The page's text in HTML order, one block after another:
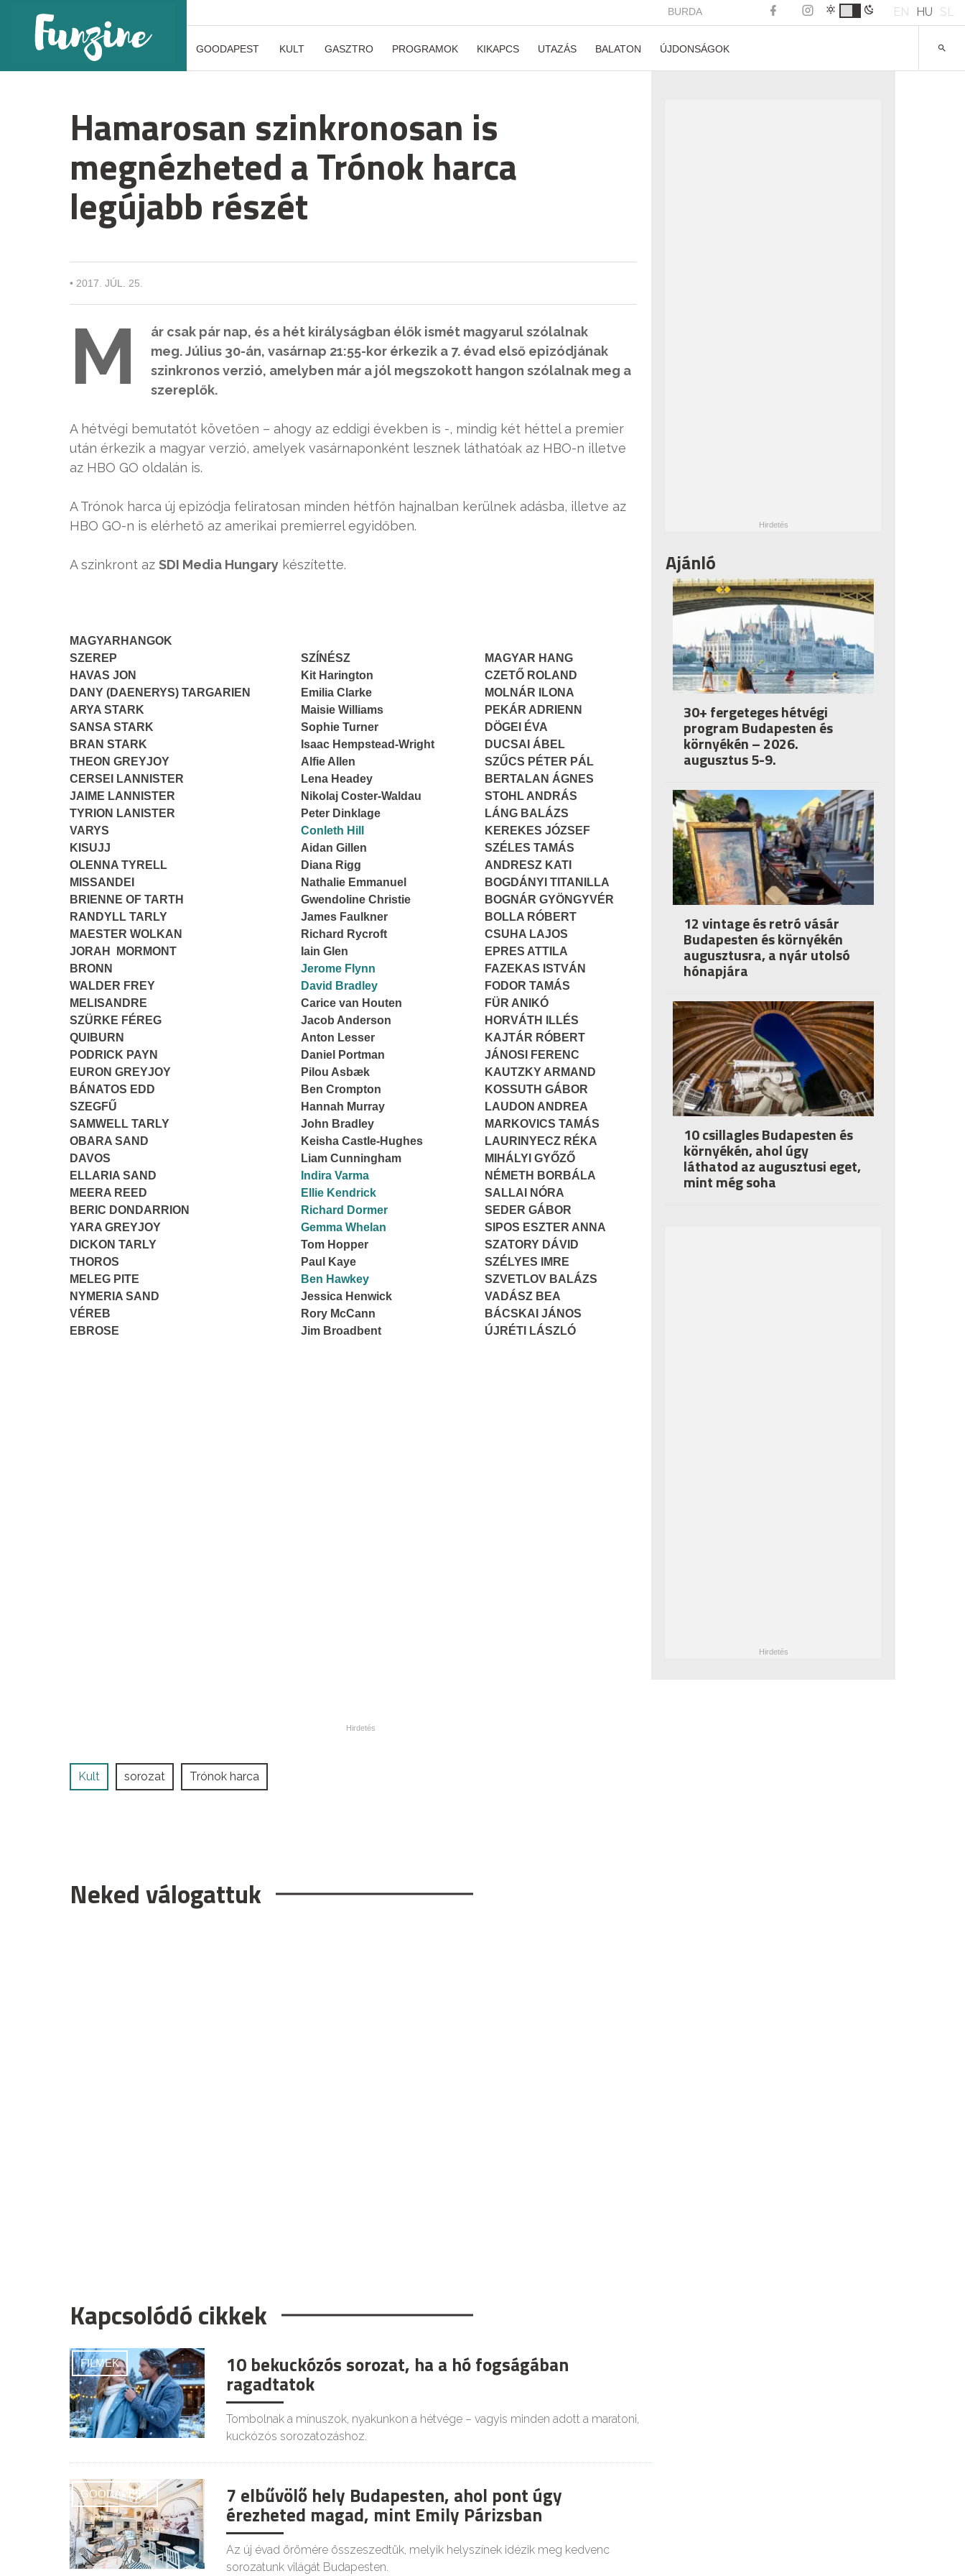
BURDA EN HU SL
GOODAPEST KULT GASZTRO PROGRAMOK KIKAPCS UTAZÁS BALATON ÚJDONSÁGOK
Hamarosan szinkronosan is
megnézheted a Trónok harca
legújabb részét
• 2017. JÚL. 25.
M
ár csak pár nap, és a hét királyságban élők ismét magyarul szólalnak
meg. Július 30-án, vasárnap 21:55-kor érkezik a 7. évad első epizódjának
szinkronos verzió, amelyben már a jól megszokott hangon szólalnak meg a
szereplők.
A hétvégi bemutatót követően – ahogy az eddigi években is -, mindig két héttel a premier
után érkezik a magyar verzió, amelyek vasárnaponként lesznek láthatóak az HBO-n illetve
az HBO GO oldalán is.
A Trónok harca új epizódja feliratosan minden hétfőn hajnalban kerülnek adásba, illetve az
HBO GO-n is elérhető az amerikai premierrel egyidőben.
A szinkront az SDI Media Hungary készítette.
MAGYARHANGOK
SZEREP
SZÍNÉSZ
MAGYAR HANG
HAVAS JON
Kit Harington
CZETŐ ROLAND
DANY (DAENERYS) TARGARIEN
Emilia Clarke
MOLNÁR ILONA
ARYA STARK
Maisie Williams
PEKÁR ADRIENN
SANSA STARK
Sophie Turner
DÖGEI ÉVA
BRAN STARK
Isaac Hempstead-Wright
DUCSAI ÁBEL
THEON GREYJOY
Alfie Allen
SZŰCS PÉTER PÁL
CERSEI LANNISTER
Lena Headey
BERTALAN ÁGNES
JAIME LANNISTER
Nikolaj Coster-Waldau
STOHL ANDRÁS
TYRION LANISTER
Peter Dinklage
LÁNG BALÁZS
VARYS
Conleth Hill
KEREKES JÓZSEF
KISUJJ
Aidan Gillen
SZÉLES TAMÁS
OLENNA TYRELL
Diana Rigg
ANDRESZ KATI
MISSANDEI
Nathalie Emmanuel
BOGDÁNYI TITANILLA
BRIENNE OF TARTH
Gwendoline Christie
BOGNÁR GYÖNGYVÉR
RANDYLL TARLY
James Faulkner
BOLLA RÓBERT
MAESTER WOLKAN
Richard Rycroft
CSUHA LAJOS
JORAH MORMONT
Iain Glen
EPRES ATTILA
BRONN
Jerome Flynn
FAZEKAS ISTVÁN
WALDER FREY
David Bradley
FODOR TAMÁS
MELISANDRE
Carice van Houten
FÜR ANIKÓ
SZÜRKE FÉREG
Jacob Anderson
HORVÁTH ILLÉS
QUIBURN
Anton Lesser
KAJTÁR RÓBERT
PODRICK PAYN
Daniel Portman
JÁNOSI FERENC
EURON GREYJOY
Pilou Asbæk
KAUTZKY ARMAND
BÁNATOS EDD
Ben Crompton
KOSSUTH GÁBOR
SZEGFŰ
Hannah Murray
LAUDON ANDREA
SAMWELL TARLY
John Bradley
MARKOVICS TAMÁS
OBARA SAND
Keisha Castle-Hughes
LAURINYECZ RÉKA
DAVOS
Liam Cunningham
MIHÁLYI GYŐZŐ
ELLARIA SAND
Indira Varma
NÉMETH BORBÁLA
MEERA REED
Ellie Kendrick
SALLAI NÓRA
BERIC DONDARRION
Richard Dormer
SEDER GÁBOR
YARA GREYJOY
Gemma Whelan
SIPOS ESZTER ANNA
DICKON TARLY
Tom Hopper
SZATORY DÁVID
THOROS
Paul Kaye
SZÉLYES IMRE
MELEG PITE
Ben Hawkey
SZVETLOV BALÁZS
NYMERIA SAND
Jessica Henwick
VADÁSZ BEA
VÉREB
Rory McCann
BÁCSKAI JÁNOS
EBROSE
Jim Broadbent ÚJRÉTI LÁSZLÓ
Kult sorozat Trónok harca
Neked válogattuk
Kapcsolódó cikkek
FILMEK 10 bekuckózós sorozat, ha a hó fogságában
ragadtatok
Tombolnak a mínuszok, nyakunkon a hétvége – vagyis minden adott a maratoni,
kuckózós sorozatozáshoz.
GOODAPEST 7 elbűvölő hely Budapesten, ahol pont úgy
érezheted magad, mint Emily Párizsban
Az új évad örömére összeszedtük, melyik helyszínek idézik meg kedvenc
sorozatunk világát Budapesten.
Ajánló
30+ fergeteges hétvégi
program Budapesten és
környékén – 2026.
augusztus 5-9.
12 vintage és retró vásár
Budapesten és környékén
augusztusra, a nyár utolsó
hónapjára
10 csillagles Budapesten és
környékén, ahol úgy
láthatod az augusztusi eget,
mint még soha